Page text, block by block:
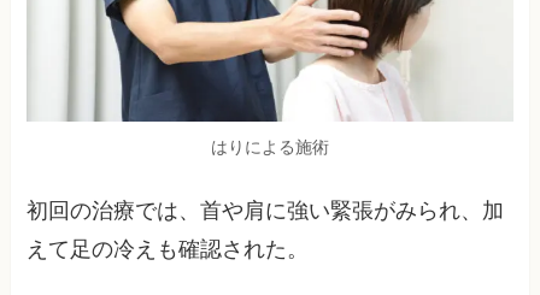
はりによる施術
初回の治療では、首や肩に強い緊張がみられ、加
えて足の冷えも確認された。